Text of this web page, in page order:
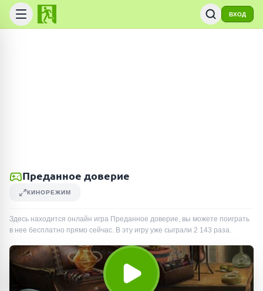
ВХОД
Преданное доверие
КИНОРЕЖИМ
Здесь находится онлайн игра Преданное доверие, вы можете поиграть
в нее бесплатно прямо сейчас. В эту игру уже сыграли 2 143 раза.